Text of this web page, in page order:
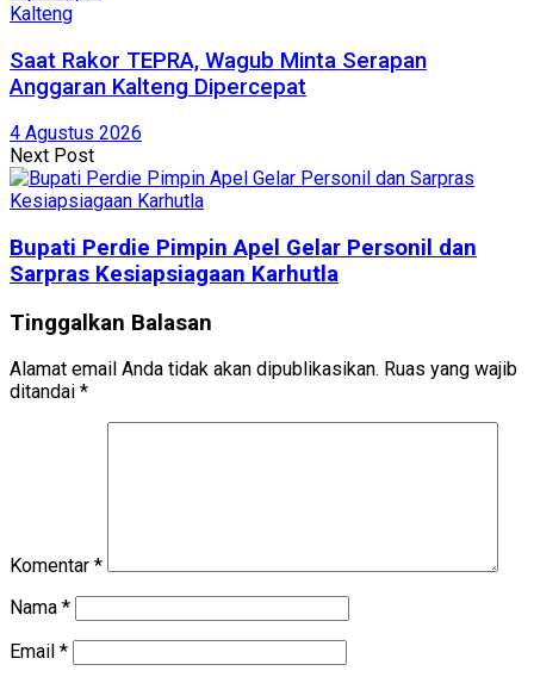
Kalteng
Saat Rakor TEPRA, Wagub Minta Serapan
Anggaran Kalteng Dipercepat
4 Agustus 2026
Next Post
Bupati Perdie Pimpin Apel Gelar Personil dan
Sarpras Kesiapsiagaan Karhutla
Tinggalkan Balasan
Alamat email Anda tidak akan dipublikasikan. Ruas yang wajib
ditandai *
Komentar *
Nama *
Email *